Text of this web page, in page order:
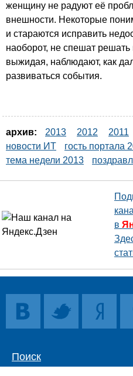
женщину не радуют её
внешности. Некоторые
и стараются исправить
наоборот, не спешат решать
выжидая, наблюдают, как
развиваться события.
архив: 2013 2012 2011
новости ИТ
гость портала
тема недели 2013
в
Поиск